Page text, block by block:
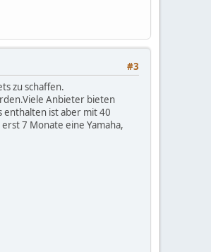
#3
zu schaffen.
Anbieter bieten
enthalten ist aber mit 40
7 Monate eine Yamaha,